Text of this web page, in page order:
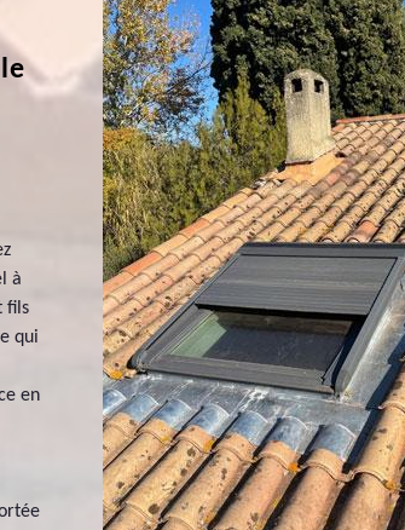
à
fils
qui
en